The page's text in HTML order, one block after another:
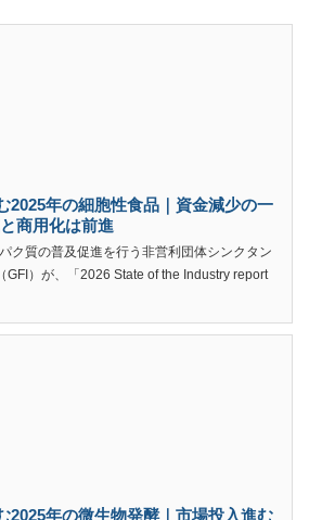
2025年の細胞性食品｜資金減少の一
商用化は前進
ク質の普及促進を行う非営利団体シンクタン
GFI）が、「2026 State of the Industry report
2025年の微生物発酵｜市場投入進む